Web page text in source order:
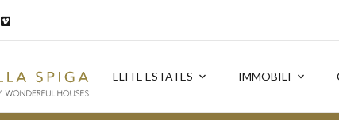
ELITE ESTATES IMMOBILI